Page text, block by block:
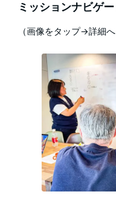
ミッションナビゲ
（画像をタップ→詳細へ